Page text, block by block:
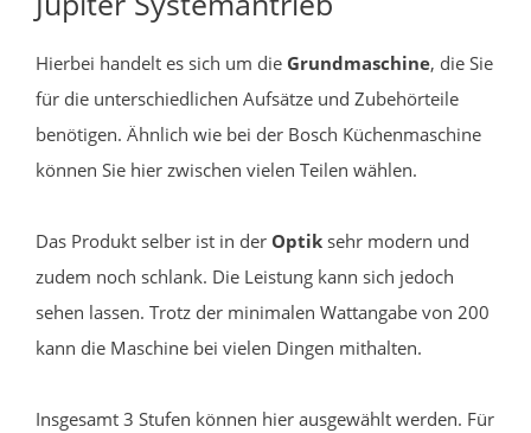
Hierbei handelt es sich um die Grundmaschine, die Sie
für die unterschiedlichen Aufsätze und Zubehörteile
benötigen. Ähnlich wie bei der Bosch Küchenmaschine
können Sie hier zwischen vielen Teilen wählen.
Das Produkt selber ist in der Optik sehr modern und
zudem noch schlank. Die Leistung kann sich jedoch
sehen lassen. Trotz der minimalen Wattangabe von 200
kann die Maschine bei vielen Dingen mithalten.
Insgesamt 3 Stufen können hier ausgewählt werden. Für